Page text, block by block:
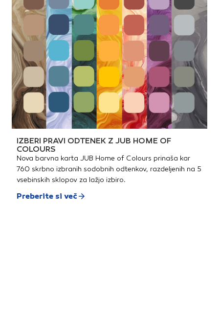
IZBERI PRAVI ODTENEK Z JUB HOME OF
COLOURS
Nova barvna karta JUB Home of Colours prinaša kar
760 skrbno izbranih sodobnih odtenkov, razdeljenih na 5
vsebinskih sklopov za lažjo izbiro.
Preberite si več